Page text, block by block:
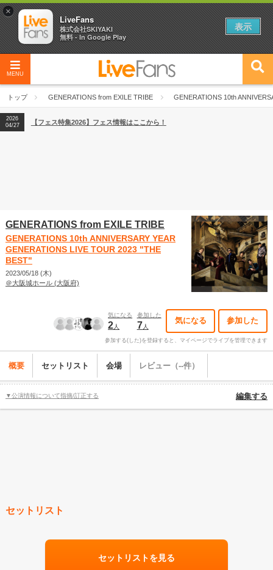
MENU
トップ GENERATIONS from EXILE TRIBE GENERATIONS 10th
2026
04/27
2026
【ライブ動員ランキング】2026年上半期編発表！
2026
04/27
【フェス特集2026】フェス情報はここから！
GENERATIONS from EXILE TRIBE
GENERATIONS 10th ANNIVERSARY YEAR
GENERATIONS LIVE TOUR 2023 "THE
BEST"
2023/05/18 (木)
＠大阪城ホール (大阪府)
気になる
2人
参加した
7 人
気になる 参加した
参加する(した)を登録すると、マイページでライブを管理できます
概要 セットリスト 会場 レビュー（--件）
▼公演情報について指摘/訂正する 編集する
セットリスト
セットリストを見る
×
LiveFans
株式会社SKIYAKI
無料 - In Google Play
表示